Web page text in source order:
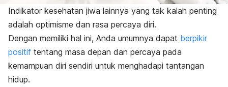
Indikator kesehatan jiwa lainnya yang tak kalah penting
adalah optimisme dan rasa percaya diri.
Dengan memiliki hal ini, Anda umumnya dapat berpikir
positif tentang masa depan dan percaya pada
kemampuan diri sendiri untuk menghadapi tantangan
hidup.